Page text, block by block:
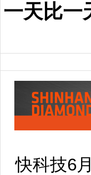
一天比一
快科技6